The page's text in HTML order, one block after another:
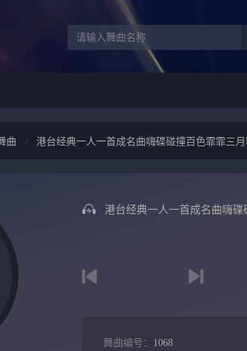
曲 港台经典一人一首成名曲嗨碟碰撞百色霏霏三
港台经典一人一首成名曲嗨
舞曲编号： 1068